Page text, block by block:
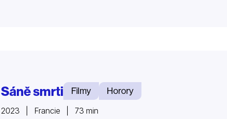
Sáně smrti Filmy Horory
2023 | Francie | 73 min